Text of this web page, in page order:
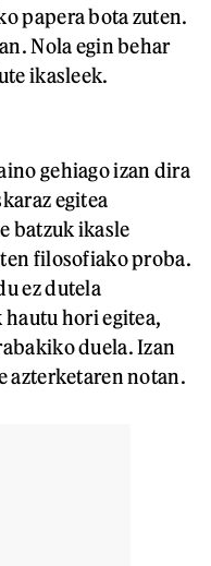
papera bota zuten.
Nola egin behar
ikasleek.
gehiago izan dira
egitea
batzuk ikasle
filosofiako proba.
ez dutela
hautu hori egitea,
duela. Izan
azterketaren notan.